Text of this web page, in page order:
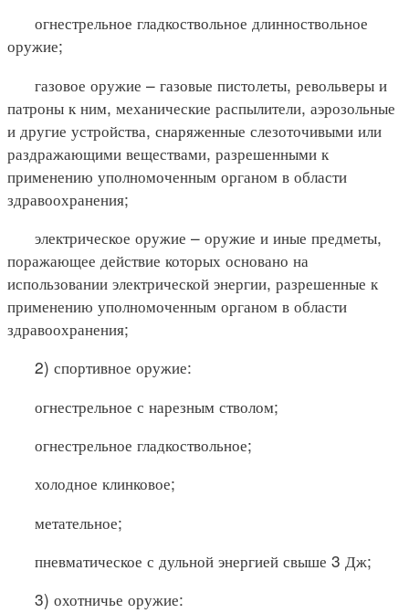
огнестрельное гладкоствольное длинноствольное
оружие;
газовое оружие – газовые пистолеты, револьверы и
патроны к ним, механические распылители, аэрозольные
и другие устройства, снаряженные слезоточивыми или
раздражающими веществами, разрешенными к
применению уполномоченным органом в области
здравоохранения;
электрическое оружие – оружие и иные предметы,
поражающее действие которых основано на
использовании электрической энергии, разрешенные к
применению уполномоченным органом в области
здравоохранения;
2) спортивное оружие:
огнестрельное с нарезным стволом;
огнестрельное гладкоствольное;
холодное клинковое;
метательное;
пневматическое с дульной энергией свыше 3 Дж;
3) охотничье оружие: